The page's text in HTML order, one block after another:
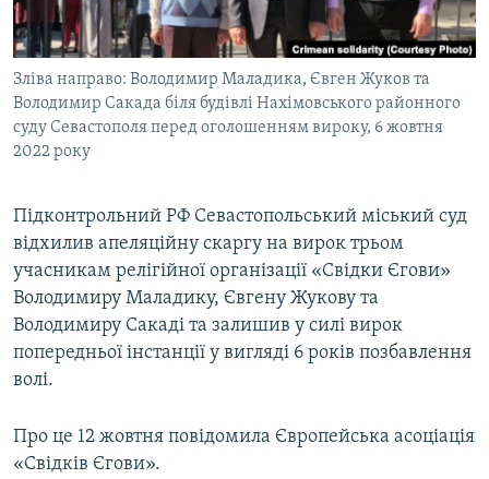
СВІДЧЕННЯ ОКУПАЦІЇ
УКРАЇНСЬКА ПРОБЛЕМА КРИМУ
ІНФОГРАФІКА
Qırımtatar
ДОЛУЧАЙСЯ!
Зліва направо: Володимир Маладика, Євген Жуков та
Володимир Сакада біля будівлі Нахімовського районного
суду Севастополя перед оголошенням вироку, 6 жовтня
2022 року
Підконтрольний РФ Севастопольський міський суд
відхилив апеляційну скаргу на вирок трьом
учасникам релігійної організації «Свідки Єгови»
Володимиру Маладику, Євгену Жукову та
Володимиру Сакаді та залишив у силі вирок
попередньої інстанції у вигляді 6 років позбавлення
волі.
Про це 12 жовтня повідомила Європейська асоціація
«Свідків Єгови».